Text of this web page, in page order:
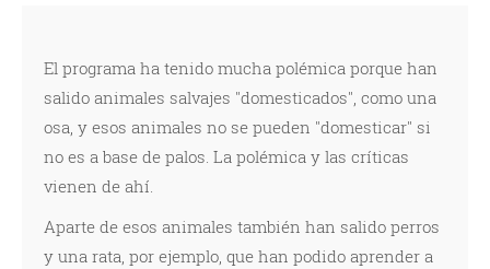
El programa ha tenido mucha polémica porque han
salido animales salvajes "domesticados", como una
osa, y esos animales no se pueden "domesticar" si
no es a base de palos. La polémica y las críticas
vienen de ahí.
Aparte de esos animales también han salido perros
y una rata, por ejemplo, que han podido aprender a